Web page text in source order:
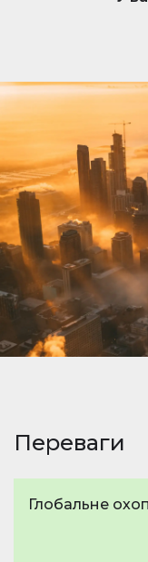
нерухомості.
Щоб відповісти
покупцями чи
ваша підписка
Переваги
Глобальне